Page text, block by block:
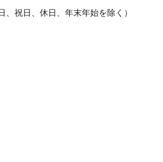
、祝日、休日、年末年始を除く）